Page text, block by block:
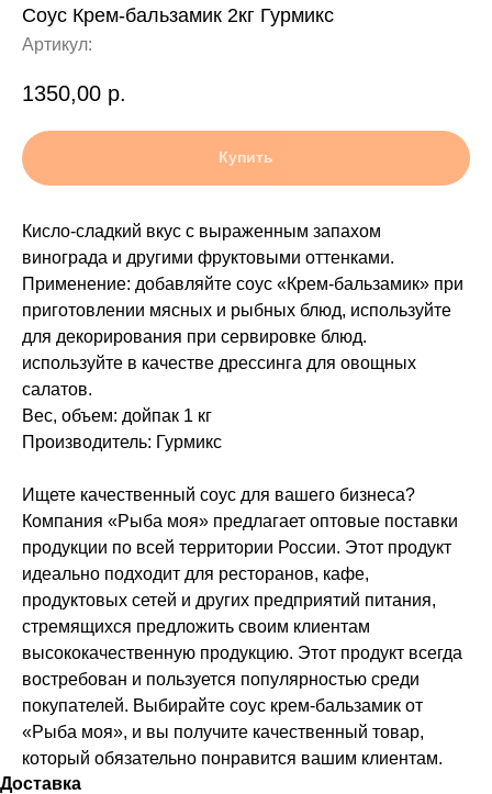
Соус Крем-бальзамик 2кг Гурмикс
Артикул:
1350,00 р.
Купить
Кисло-сладкий вкус с выраженным запахом
винограда и другими фруктовыми оттенками.
Применение: добавляйте соус «Крем-бальзамик» при
приготовлении мясных и рыбных блюд, используйте
для декорирования при сервировке блюд.
используйте в качестве дрессинга для овощных
салатов.
Вес, объем: дойпак 1 кг
Производитель: Гурмикс
Ищете качественный соус для вашего бизнеса?
Компания «Рыба моя» предлагает оптовые поставки
продукции по всей территории России. Этот продукт
идеально подходит для ресторанов, кафе,
продуктовых сетей и других предприятий питания,
стремящихся предложить своим клиентам
высококачественную продукцию. Этот продукт всегда
востребован и пользуется популярностью среди
покупателей. Выбирайте соус крем-бальзамик от
«Рыба моя», и вы получите качественный товар,
который обязательно понравится вашим клиентам.
Доставка